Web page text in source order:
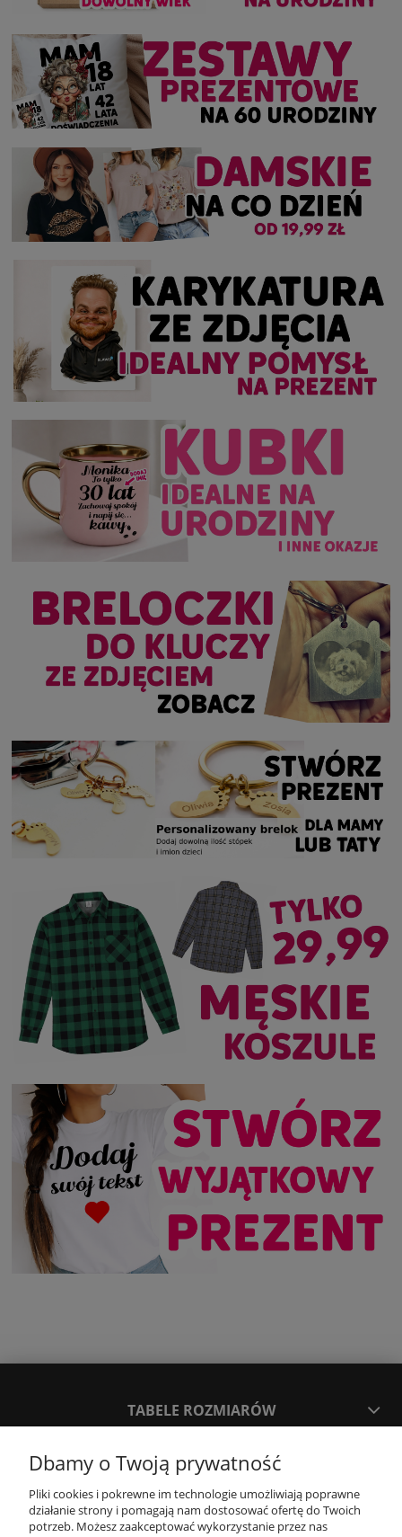
TABELE ROZMIARÓW
SPOSOBY PŁATNOŚCI ORAZ CZAS I KOSZTY DOSTAWY
Dbamy o Twoją prywatność
Pliki cookies i pokrewne im technologie umożliwiają poprawne
działanie strony i pomagają nam dostosować ofertę do Twoich
potrzeb. Możesz zaakceptować wykorzystanie przez nas